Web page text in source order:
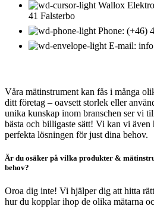
Wallox
41 Falsterbo
Phone: (+46)
E-mail:
Våra mätinstrument kan fås i många
ditt företag – oavsett storlek eller
unika kunskap inom branschen ser vi
bästa och billigaste sätt! Vi kan vi även
perfekta lösningen för just dina behov.
Är du osäker på vilka produkter &
behov?
Oroa dig inte! Vi hjälper dig att hitta
hur du kopplar ihop de olika mätarna